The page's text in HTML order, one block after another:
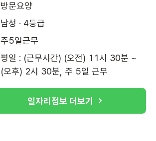
방문요양
남성 · 4등급
주5일근무
평일 : (근무시간) (오전) 11시 30분 ~
(오후) 2시 30분, 주 5일 근무
일자리정보 더보기